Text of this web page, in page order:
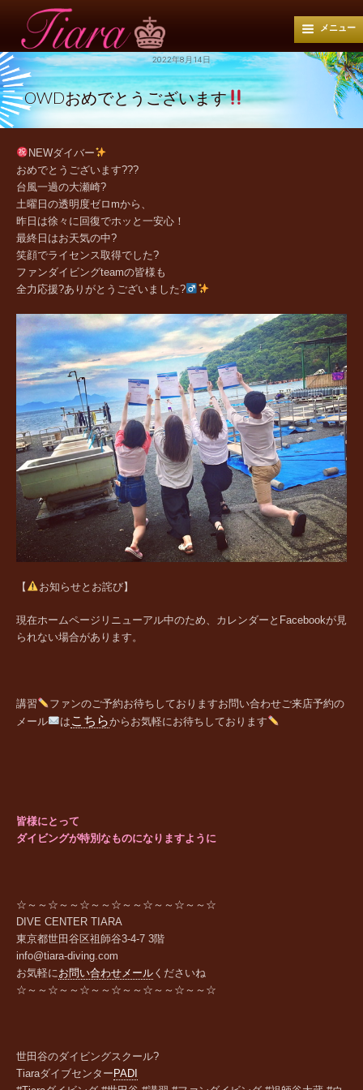
メニュー
2022年8月14日
OWDおめでとうございます
NEWダイバー
おめでとうございます???
台風一過の大瀬崎?
土曜日の透明度ゼロmから、
昨日は徐々に回復でホッと一安心！
最終日はお天気の中?
笑顔でライセンス取得でした?
ファンダイビングteamの皆様も
全力応援?ありがとうございました?‍
【 お知らせとお詫び】
現在ホームページリニューアル中のため、カレンダーとFacebookが見
られない場合があります。
講習 ファンのご予約お待ちしておりますお問い合わせご来店予約の
メール
は こちらからお気軽にお待ちしております
皆様にとって
ダイビングが特別なものになりますように
☆～～☆～～☆～～☆～～☆～～☆～～☆
DIVE CENTER TIARA
東京都世田谷区祖師谷3-4-7 3階
info@tiara-diving.com
お気軽にお問い合わせメール くださいね
☆～～☆～～☆～～☆～～☆～～☆～～☆
世田谷のダイビングスクール?
Tiaraダイブセンター PADI